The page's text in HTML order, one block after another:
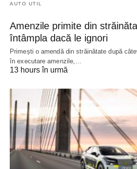
AUTO UTIL
Amenzile primite din
întâmpla dacă le ignori
Primești o amendă din străinătate după
în executare amenzile,…
13 hours în urmă